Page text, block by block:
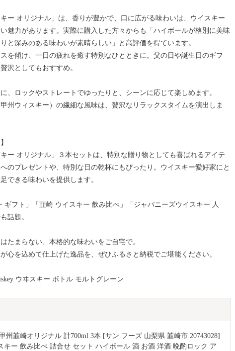
キー オリジナル」は、香りが豊かで、口に広がる味わいは、ウイスキー
魅力があります。実際に購入した方々からも「ハイボールが格別に美味
と深みのある味わいが素晴らしい」と高評価を得ています。
を傾け、一日の疲れを癒す特別なひとときに。父の日や誕生日のギフ
沢としてもおすすめ。
、ロックやストレートでゆったりと、シーンに応じて楽しめます。
州ウィスキー）の繊細な風味は、贅沢なリラックスタイムを演出しま
キー オリジナル」３本セットは、特別な贈り物としても喜ばれるアイテ
のプレゼントや、特別な日の乾杯にもぴったり。ウイスキー愛好家にと
できる味わいを提供します。
ギフト」「韮崎 ウイスキー 飲み比べ」「ジャパニーズウイスキー 人
話題。
たまらない、本格的な味わいをご自宅で。
心を込めて仕上げた逸品を、ぜひふるさと納税でご堪能ください。
ウヰスキー ボトル モルトグレーン
州韮崎オリジナル 計700ml 3本 [サン.フーズ 山梨県 韮崎市 20743028]
キー 飲み比べ 詰合せ セット ハイボール 酒 お酒 洋酒 晩酌ロック ア